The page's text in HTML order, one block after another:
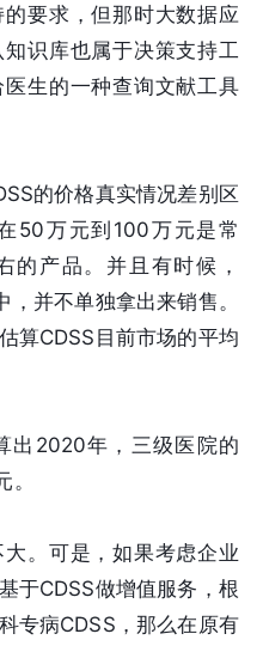
要求，但那时大数据应
识库也属于决策支持工
生的一种查询文献工具
的价格真实情况差别区
50万元到100万元是常
的产品。并且有时候，
并不单独拿出来销售。
算CDSS目前市场的平均
出2020年，三级医院的
。可是，如果考虑企业
于CDSS做增值服务，根
专病CDSS，那么在原有